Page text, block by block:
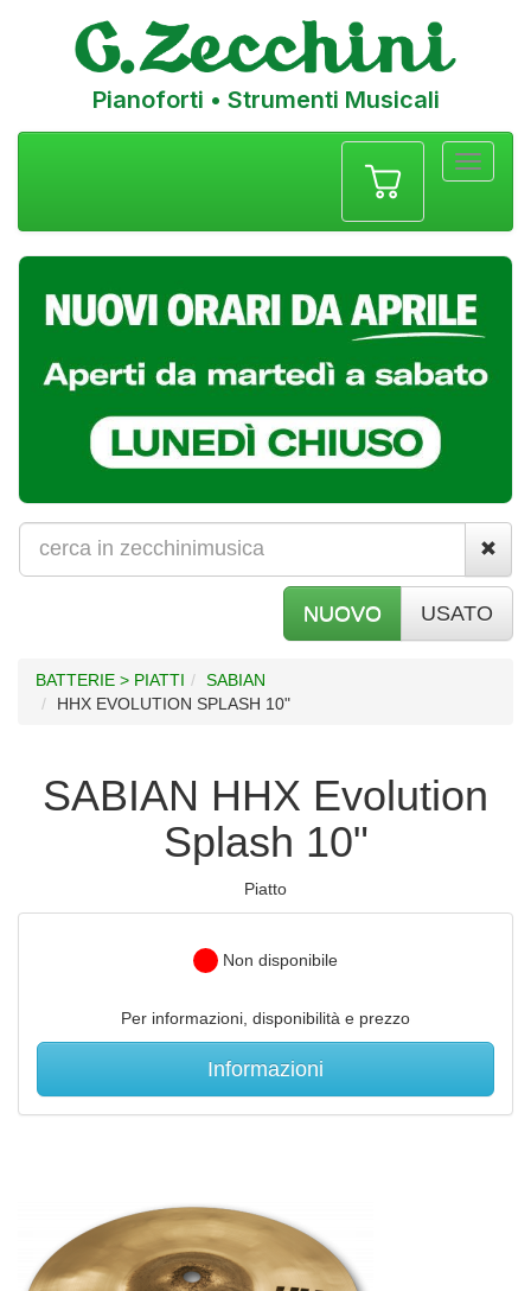
Pianoforti • Strumenti Musicali
NUOVO USATO
BATTERIE > PIATTI
SABIAN
HHX EVOLUTION SPLASH 10"
SABIAN HHX Evolution
Splash 10"
Piatto
Non disponibile
Per informazioni, disponibilità e prezzo
Informazioni